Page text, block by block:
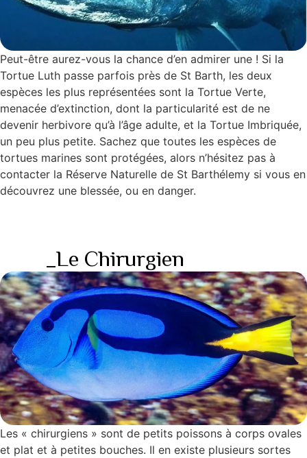
Peut-être aurez-vous la chance d’en admirer une ! Si la
Tortue Luth passe parfois près de St Barth, les deux
espèces les plus représentées sont la Tortue Verte,
menacée d’extinction, dont la particularité est de ne
devenir herbivore qu’à l’âge adulte, et la Tortue Imbriquée,
un peu plus petite. Sachez que toutes les espèces de
tortues marines sont protégées, alors n’hésitez pas à
contacter la Réserve Naturelle de St Barthélemy si vous en
découvrez une blessée, ou en danger.
_Le Chirurgien
Les « chirurgiens » sont de petits poissons à corps ovales
et plat et à petites bouches. Il en existe plusieurs sortes